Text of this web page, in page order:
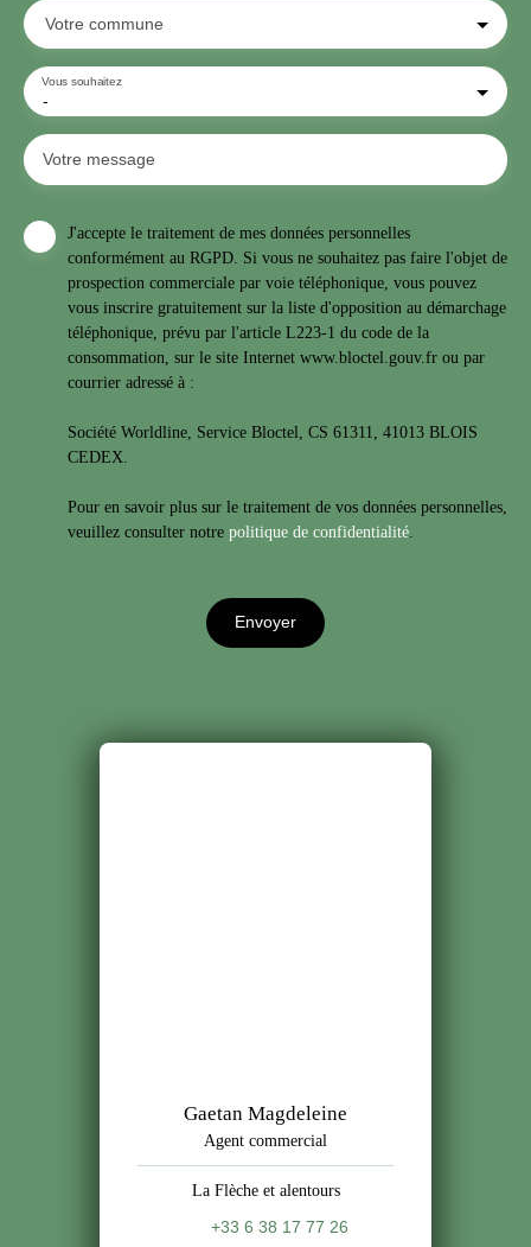
Votre commune
-
Vous souhaitez
Votre message
J'accepte le traitement de mes données personnelles
conformément au RGPD. Si vous ne souhaitez pas faire l'objet de
prospection commerciale par voie téléphonique, vous pouvez
vous inscrire gratuitement sur la liste d'opposition au démarchage
téléphonique, prévu par l'article L223-1 du code de la
consommation, sur le site Internet www.bloctel.gouv.fr ou par
courrier adressé à :
Société Worldline, Service Bloctel, CS 61311, 41013 BLOIS
CEDEX.
Pour en savoir plus sur le traitement de vos données personnelles,
veuillez consulter notre politique de confidentialité
Envoyer
Gaetan Magdeleine
Agent commercial
La Flèche et alentours
+33 6 38 17 77 26